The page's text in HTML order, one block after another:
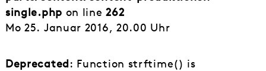
single.php on line262
Mo 25. Januar 2016, 20.00 Uhr
Deprecated: Function strftime() is